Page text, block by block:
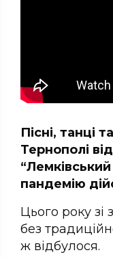
Пісні, танці
Тернополі
пандемію
Цього року
без
ж відбулося.